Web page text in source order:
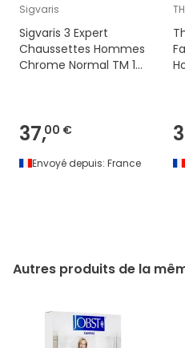
Sigvaris
Sigvaris 3 Expert
Chaussettes Hommes
Chrome Normal TM 1
37,00 €
Envoyé depuis: France
Autres produits de la